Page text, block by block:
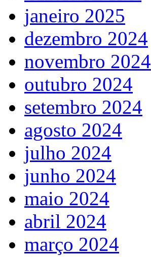
janeiro 2025
dezembro 2024
novembro 2024
outubro 2024
setembro 2024
agosto 2024
julho 2024
junho 2024
maio 2024
abril 2024
março 2024